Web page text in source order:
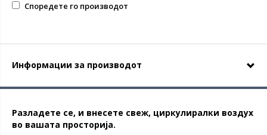
Споредете го производот
Информации за производот
Разладете се, и внесете свеж, циркулиралки воздух
во вашата просторија.